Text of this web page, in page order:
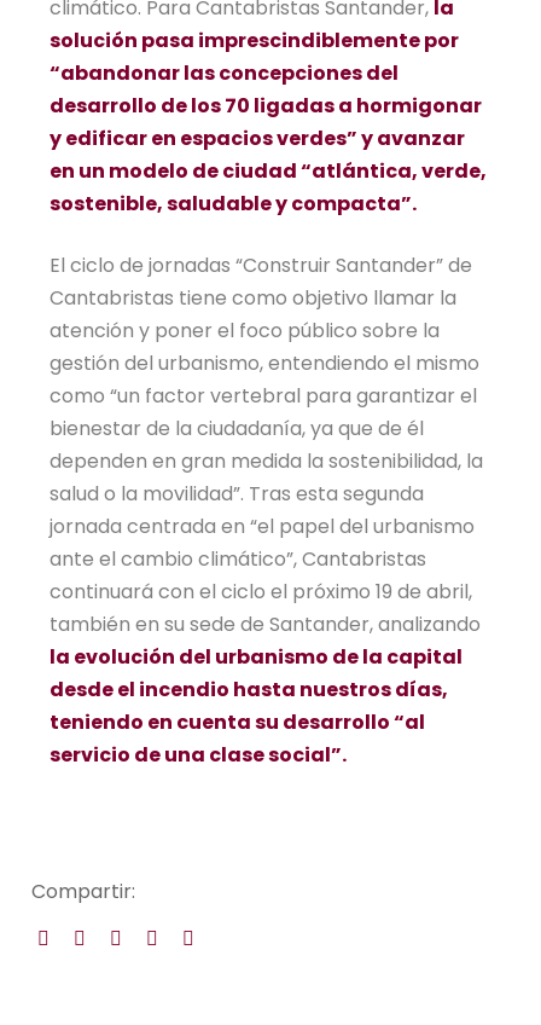
climático. Para Cantabristas Santander, la
solución pasa imprescindiblemente por
“abandonar las concepciones del
desarrollo de los 70 ligadas a hormigonar
y edificar en espacios verdes” y avanzar
en un modelo de ciudad “atlántica, verde,
sostenible, saludable y compacta”.
El ciclo de jornadas “Construir Santander” de
Cantabristas tiene como objetivo llamar la
atención y poner el foco público sobre la
gestión del urbanismo, entendiendo el mismo
como “un factor vertebral para garantizar el
bienestar de la ciudadanía, ya que de él
dependen en gran medida la sostenibilidad, la
salud o la movilidad”. Tras esta segunda
jornada centrada en “el papel del urbanismo
ante el cambio climático”, Cantabristas
continuará con el ciclo el próximo 19 de abril,
también en su sede de Santander, analizando
la evolución del urbanismo de la capital
desde el incendio hasta nuestros días,
teniendo en cuenta su desarrollo “al
servicio de una clase social”.
Compartir: